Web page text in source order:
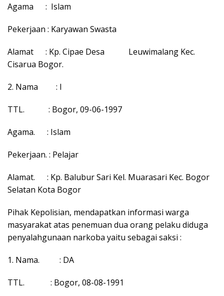
Agama : Islam
Pekerjaan : Karyawan Swasta
Alamat : Kp. Cipae Desa Leuwimalang Kec.
Cisarua Bogor.
2. Nama : I
TTL. : Bogor, 09-06-1997
Agama. : Islam
Pekerjaan. : Pelajar
Alamat. : Kp. Balubur Sari Kel. Muarasari Kec. Bogor
Selatan Kota Bogor
Pihak Kepolisian, mendapatkan informasi warga
masyarakat atas penemuan dua orang pelaku diduga
penyalahgunaan narkoba yaitu sebagai saksi :
1. Nama. : DA
TTL. : Bogor, 08-08-1991